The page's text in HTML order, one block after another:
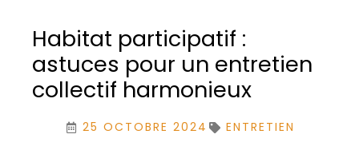
Habitat participatif :
astuces pour un entretien
collectif harmonieux
25 OCTOBRE 2024 ENTRETIEN